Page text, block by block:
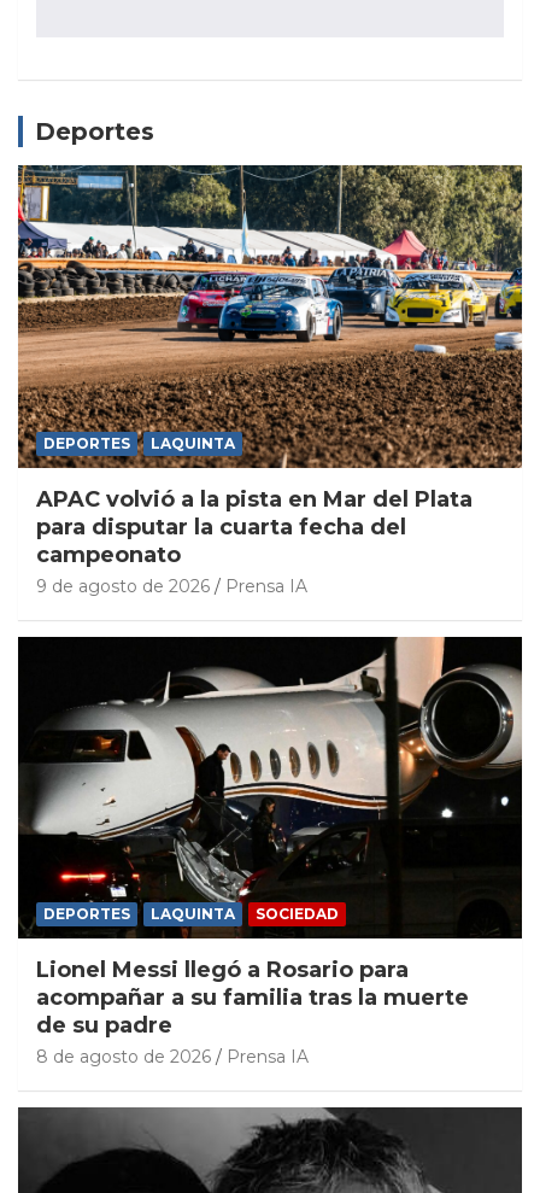
Deportes
DEPORTES LAQUINTA
APAC volvió a la pista en Mar del Plata
para disputar la cuarta fecha del
campeonato
9 de agosto de 2026 Prensa IA
DEPORTES LAQUINTA SOCIEDAD
Lionel Messi llegó a Rosario para
acompañar a su familia tras la muerte
de su padre
8 de agosto de 2026 Prensa IA